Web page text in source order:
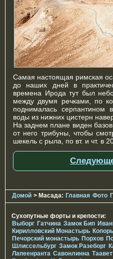
Самая настоящая римская
до наших дней в
времена Ирода тут был
между двумя речками, по
поднималась серпантином
воды из нижних цистерн
На заднем плане виден
от него трибуны, чтобы
шекель с рыла, по вт. и чт. в
Домой > Масада: Главная Фото
Сухопутные форты и крепости:
Выборг Гатчина Замок Бип
Кирилловский Монастырь
Печорcкий монастырь Порхов
Шлиссельбург Замок Разеборг
Лапеенранта Савонлинна